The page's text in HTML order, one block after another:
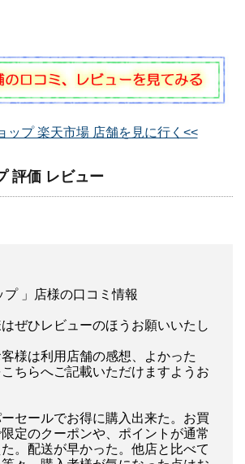
ップ 楽天市場 店舗を見に行く<<
評価 レビュー
プ 」店様の口コミ情報
ぜひレビューのほうお願いいたし
様は利用店舗の感想、よかった
ちらへご記載いただけますようお
セールでお得に購入出来た。お買
定のクーポンや、ポイントが通常
。配送が早かった。他店と比べて